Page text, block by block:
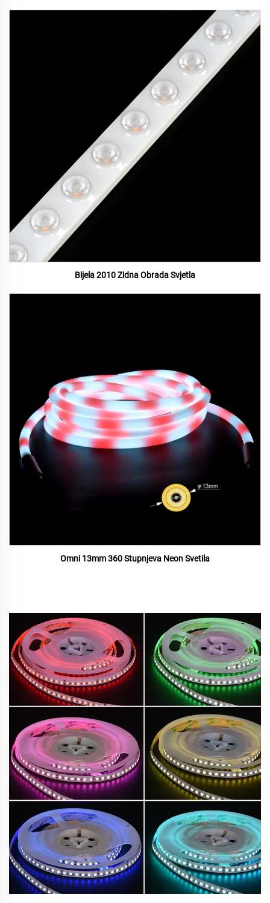
Bijela 2010 Zidna Obrada Svjetla
Omni 13mm 360 Stupnjeva Neon Svetila